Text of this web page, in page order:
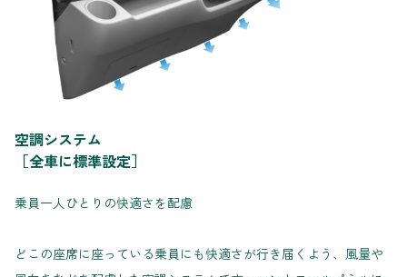
空調システム
［全車に標準設定］
乗員一人ひとりの快適さを配慮
どこの座席に座っている乗員にも快適さが行き届くよう、風量や